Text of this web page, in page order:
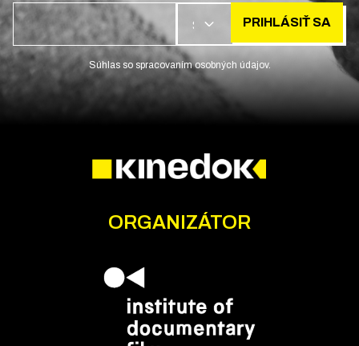
SK PRIHLÁSIŤ SA
Súhlas so spracovaním osobných údajov.
ORGANIZÁTOR